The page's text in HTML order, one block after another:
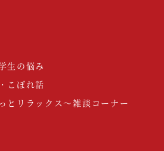
生の悩み
こぼれ話
とリラックス～雑談コーナー